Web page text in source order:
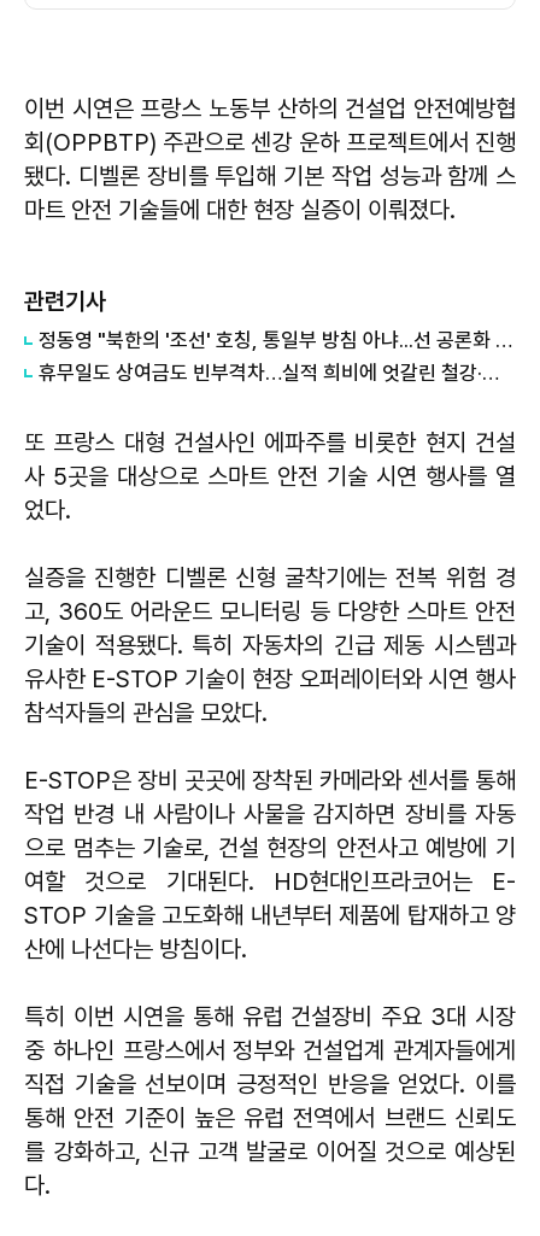
이번 시연은 프랑스 노동부 산하의 건설업 안전예방협
회(OPPBTP) 주관으로 센강 운하 프로젝트에서 진행
됐다. 디벨론 장비를 투입해 기본 작업 성능과 함께 스
마트 안전 기술들에 대한 현장 실증이 이뤄졌다.
관련기사
정동영 "북한의 '조선' 호칭, 통일부 방침 아냐...선 공론화 먼저"
휴무일도 상여금도 빈부격차…실적 희비에 엇갈린 철강·조선 바캉스
또 프랑스 대형 건설사인 에파주를 비롯한 현지 건설
사 5곳을 대상으로 스마트 안전 기술 시연 행사를 열
었다.
실증을 진행한 디벨론 신형 굴착기에는 전복 위험 경
고, 360도 어라운드 모니터링 등 다양한 스마트 안전
기술이 적용됐다. 특히 자동차의 긴급 제동 시스템과
유사한 E-STOP 기술이 현장 오퍼레이터와 시연 행사
참석자들의 관심을 모았다.
E-STOP은 장비 곳곳에 장착된 카메라와 센서를 통해
작업 반경 내 사람이나 사물을 감지하면 장비를 자동
으로 멈추는 기술로, 건설 현장의 안전사고 예방에 기
여할 것으로 기대된다. HD현대인프라코어는 E-
STOP 기술을 고도화해 내년부터 제품에 탑재하고 양
산에 나선다는 방침이다.
특히 이번 시연을 통해 유럽 건설장비 주요 3대 시장
중 하나인 프랑스에서 정부와 건설업계 관계자들에게
직접 기술을 선보이며 긍정적인 반응을 얻었다. 이를
통해 안전 기준이 높은 유럽 전역에서 브랜드 신뢰도
를 강화하고, 신규 고객 발굴로 이어질 것으로 예상된
다.